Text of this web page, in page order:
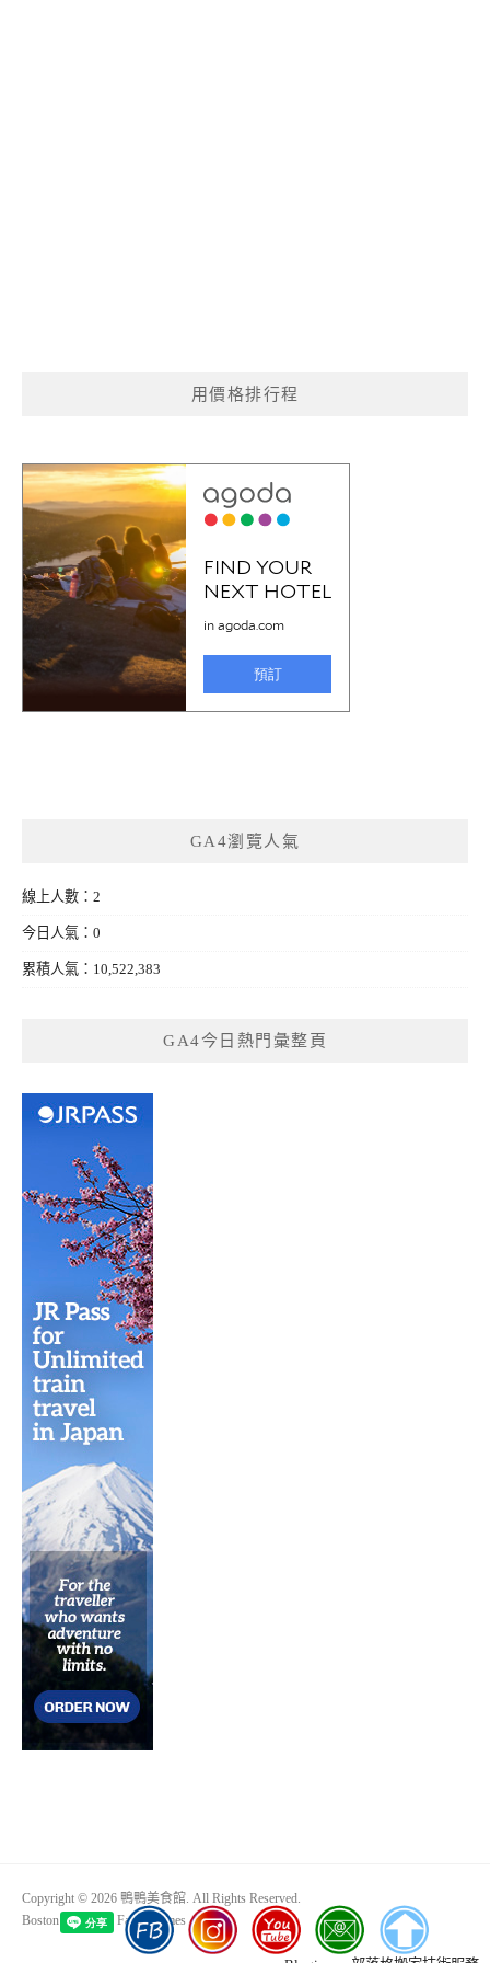
用價格排行程
GA4瀏覽人氣
線上人數：2
今日人氣：0
累積人氣：10,522,383
GA4今日熱門彙整頁
Copyright © 2026 鴨鴨美食館. All Rights Reserved.
Boston Theme by FameThemes